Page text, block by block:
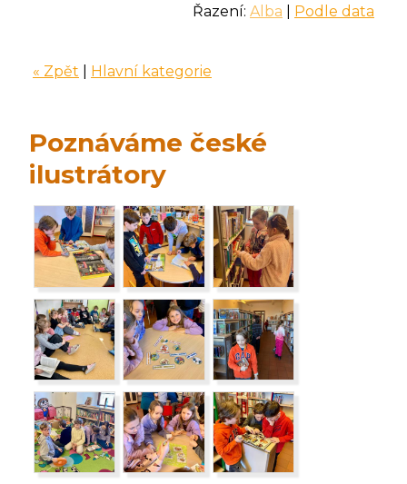
Řazení: Alba Podle data
« Zpět Hlavní kategorie
Poznáváme české
ilustrátory